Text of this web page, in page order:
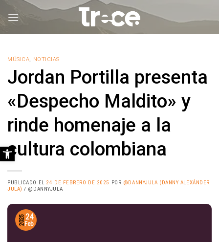
MÚSICA, NOTICIAS
Jordan Portilla presenta
«Despecho Maldito» y
rinde homenaje a la
cultura colombiana
PUBLICADO EL 24 DE FEBRERO DE 2025 POR @DANNYJULA (DANNY ALEXÁNDER
JULA) / @DANNYJULA
24
Feb
2025
Abrir barra de herramientas